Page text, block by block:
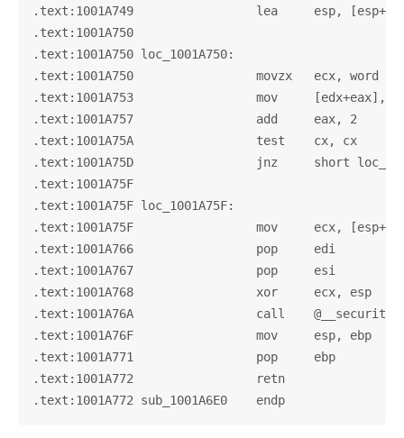
.text:1001A749                 lea     esp, [esp+0]
.text:1001A750
.text:1001A750 loc_1001A750:                           ;
.text:1001A750                 movzx   ecx, word
.text:1001A753                 mov     [edx+eax],
.text:1001A757                 add     eax, 2
.text:1001A75A                 test    cx, cx
.text:1001A75D                 jnz     short
.text:1001A75F
.text:1001A75F loc_1001A75F:                           ;
.text:1001A75F                 mov     ecx,
.text:1001A766                 pop     edi
.text:1001A767                 pop     esi
.text:1001A768                 xor     ecx, esp
.text:1001A76A                 call
.text:1001A76F                 mov     esp, ebp
.text:1001A771                 pop     ebp
.text:1001A772                 retn